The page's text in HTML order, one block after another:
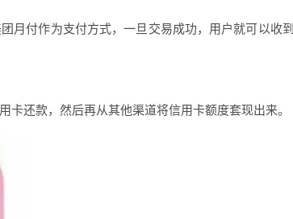
月付作为支付方式，一旦交易成功，用户就可以收
还款，然后再从其他渠道将信用卡额度套现出来。